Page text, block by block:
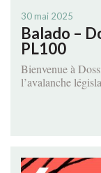
30 mai 2025
Balado –
PL100
Bienvenue à
l’avalanche